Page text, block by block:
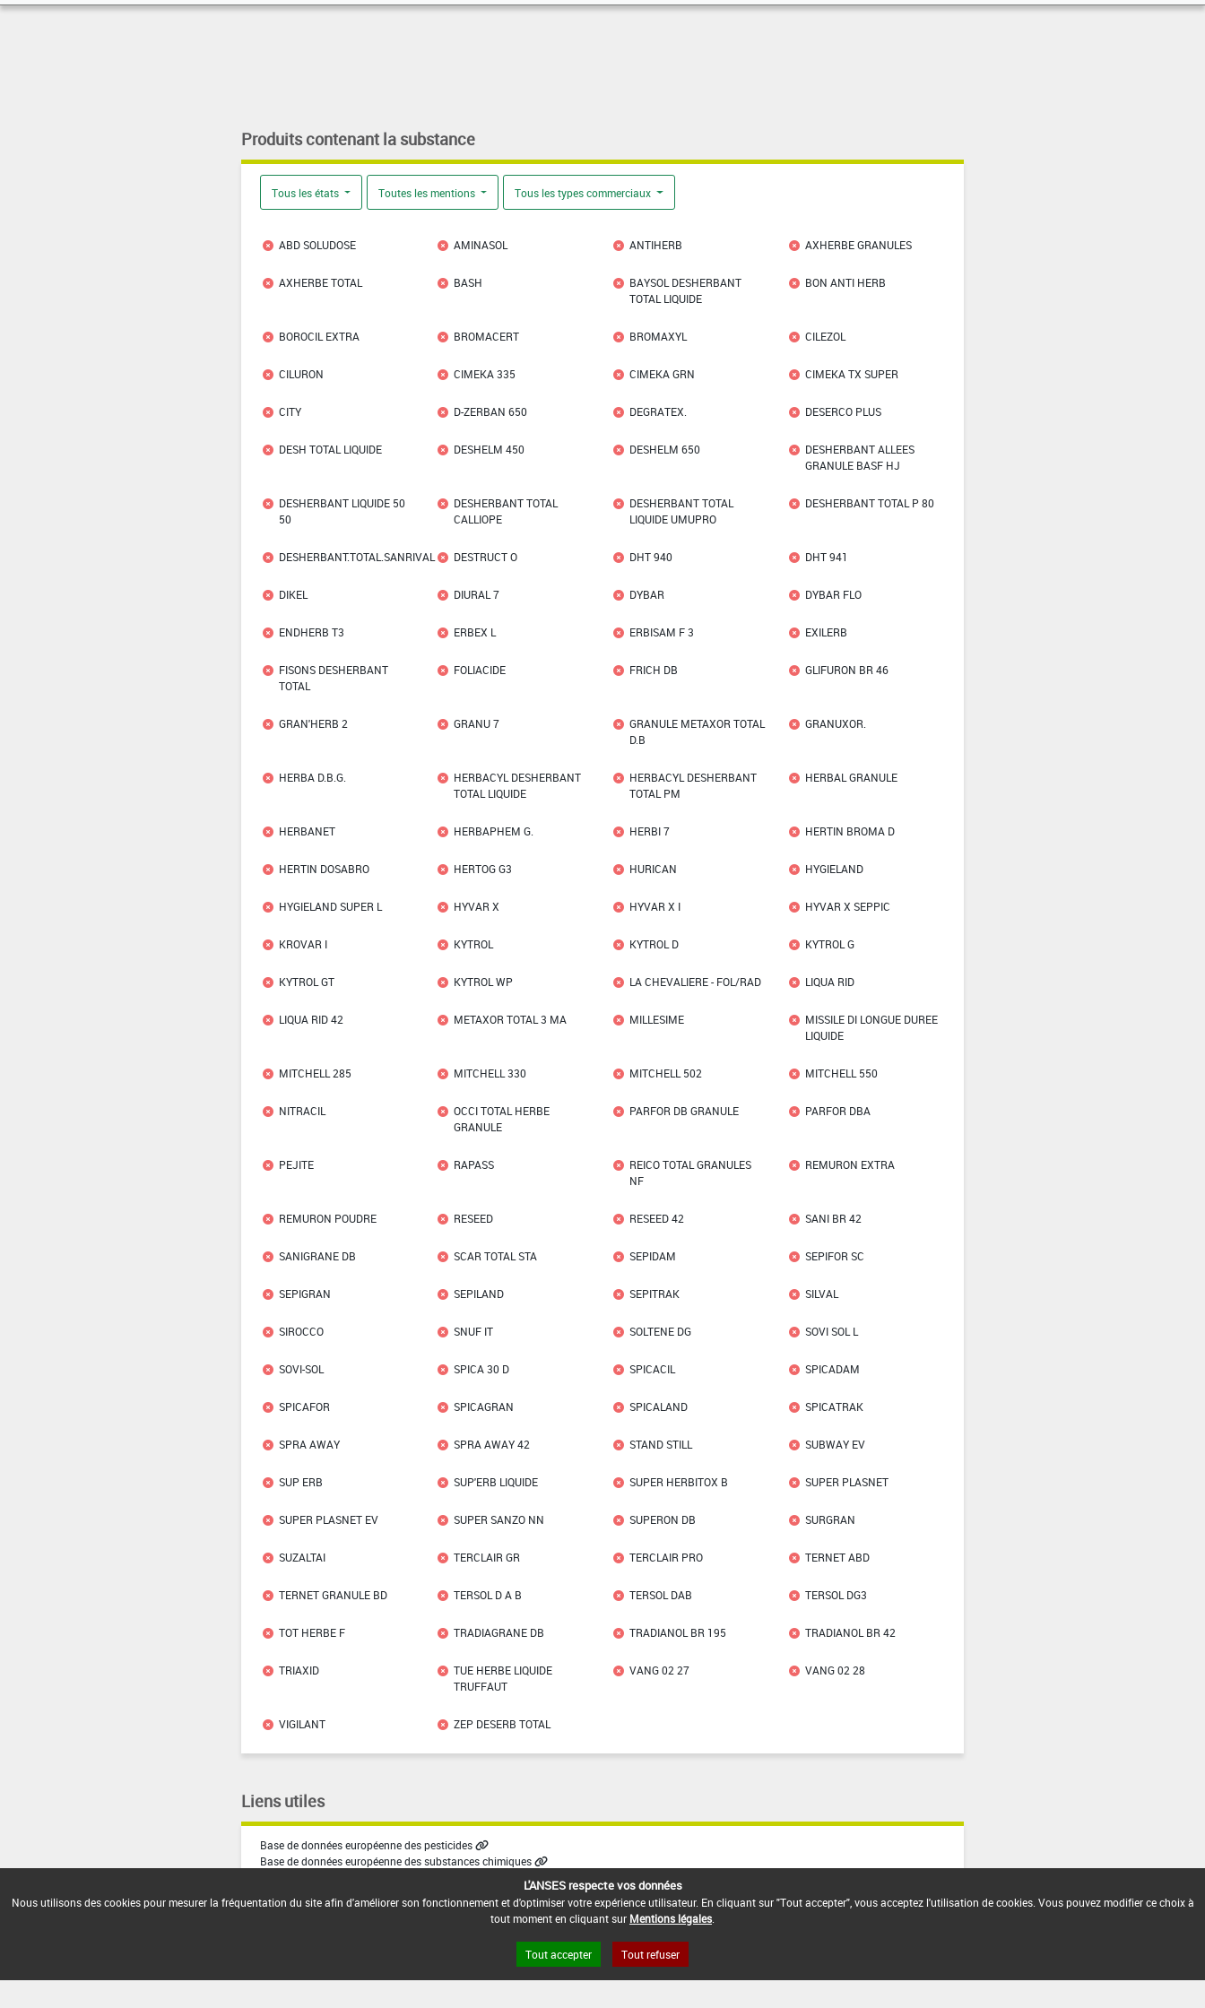
Produits contenant la substance
Tous les états Toutes les mentions Tous les types commerciaux
ABD SOLUDOSE AMINASOL ANTIHERB AXHERBE GRANULES
AXHERBE TOTAL BASH
BAYSOL DESHERBANT
TOTAL LIQUIDE
BON ANTI HERB
BOROCIL EXTRA BROMACERT BROMAXYL CILEZOL
CILURON CIMEKA 335 CIMEKA GRN CIMEKA TX SUPER
CITY D-ZERBAN 650 DEGRATEX. DESERCO PLUS
DESH TOTAL LIQUIDE DESHELM 450 DESHELM 650
DESHERBANT ALLEES
GRANULE BASF HJ
DESHERBANT LIQUIDE 50
50
DESHERBANT TOTAL
CALLIOPE
DESHERBANT TOTAL
LIQUIDE UMUPRO
DESHERBANT TOTAL P 80
DESHERBANT.TOTAL.SANRIVAL DESTRUCT O DHT 940 DHT 941
DIKEL DIURAL 7 DYBAR DYBAR FLO
ENDHERB T3 ERBEX L ERBISAM F 3 EXILERB
FISONS DESHERBANT
TOTAL
FOLIACIDE FRICH DB GLIFURON BR 46
GRAN'HERB 2 GRANU 7
GRANULE METAXOR TOTAL
D.B
GRANUXOR.
HERBA D.B.G.
HERBACYL DESHERBANT
TOTAL LIQUIDE
HERBACYL DESHERBANT
TOTAL PM
HERBAL GRANULE
HERBANET HERBAPHEM G. HERBI 7 HERTIN BROMA D
HERTIN DOSABRO HERTOG G3 HURICAN HYGIELAND
HYGIELAND SUPER L HYVAR X HYVAR X I HYVAR X SEPPIC
KROVAR I KYTROL KYTROL D KYTROL G
KYTROL GT KYTROL WP LA CHEVALIERE - FOL/RAD LIQUA RID
LIQUA RID 42 METAXOR TOTAL 3 MA MILLESIME
MISSILE DI LONGUE DUREE
LIQUIDE
MITCHELL 285 MITCHELL 330 MITCHELL 502 MITCHELL 550
NITRACIL
OCCI TOTAL HERBE
GRANULE
PARFOR DB GRANULE PARFOR DBA
PEJITE RAPASS
REICO TOTAL GRANULES
NF
REMURON EXTRA
REMURON POUDRE RESEED RESEED 42 SANI BR 42
SANIGRANE DB SCAR TOTAL STA SEPIDAM SEPIFOR SC
SEPIGRAN SEPILAND SEPITRAK SILVAL
SIROCCO SNUF IT SOLTENE DG SOVI SOL L
SOVI-SOL SPICA 30 D SPICACIL SPICADAM
SPICAFOR SPICAGRAN SPICALAND SPICATRAK
SPRA AWAY SPRA AWAY 42 STAND STILL SUBWAY EV
SUP ERB SUP'ERB LIQUIDE SUPER HERBITOX B SUPER PLASNET
SUPER PLASNET EV SUPER SANZO NN SUPERON DB SURGRAN
SUZALTAI TERCLAIR GR TERCLAIR PRO TERNET ABD
TERNET GRANULE BD TERSOL D A B TERSOL DAB TERSOL DG3
TOT HERBE F TRADIAGRANE DB TRADIANOL BR 195 TRADIANOL BR 42
TRIAXID
TUE HERBE LIQUIDE
TRUFFAUT
VANG 02 27 VANG 02 28
VIGILANT ZEP DESERB TOTAL
Liens utiles
Base de données européenne des pesticides
Base de données européenne des substances chimiques
L'ANSES respecte vos données
Nous utilisons des cookies pour mesurer la fréquentation du site afin d'améliorer son fonctionnement et d'optimiser votre expérience utilisateur. En cliquant sur "Tout accepter", vous acceptez l'utilisation de cookies. Vous pouvez modifier ce choix à
tout moment en cliquant sur Mentions légales
Tout accepter Tout refuser